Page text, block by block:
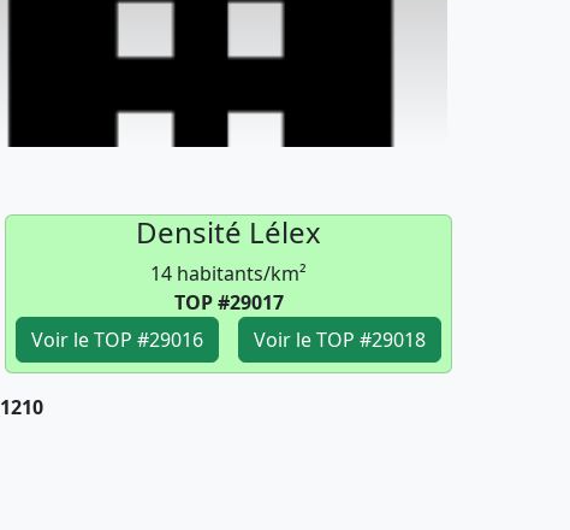
Densité Lélex
14 habitants/km²
TOP #29017
Voir le TOP #29016
Voir le TOP #29018
1210